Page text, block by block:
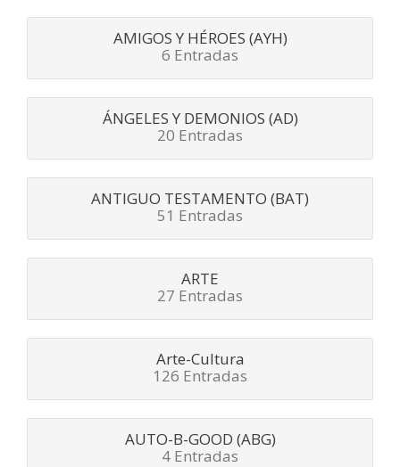
AMIGOS Y HÉROES (AYH)
6 Entradas
ÁNGELES Y DEMONIOS (AD)
20 Entradas
ANTIGUO TESTAMENTO (BAT)
51 Entradas
ARTE
27 Entradas
Arte-Cultura
126 Entradas
AUTO-B-GOOD (ABG)
4 Entradas